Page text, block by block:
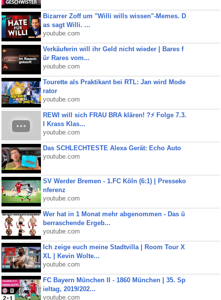
Bizarrer Zoff um "Willi wills wissen"-Memes. D
as sagt Willi. ...
youtube.com
Verkäuferin will ihr Geld nicht wieder | Bares f
ür Rares vom...
youtube.com
Tourette als Praktikant bei RTL: Jan wird Mode
rator
youtube.com
REWI will sich FRAU BRA klären! ?⚡️ Folge 7.3.
I Krass Klas...
youtube.com
Das SCHLECHTESTE Alexa Gerät: Echo Auto
youtube.com
SV Werder Bremen - 1.FC Köln (6:1) | Presseko
nferenz
youtube.com
Wer hat in 1 Monat mehr abgenommen - Das ü
berraschende Ergeb...
youtube.com
Ich zeige euch meine Stadtvilla | Room Tour X
XL | Kevin Wolte...
youtube.com
FC Bayern München II - 1860 München | 35. Sp
ieltag, 2019/202...
youtube.com